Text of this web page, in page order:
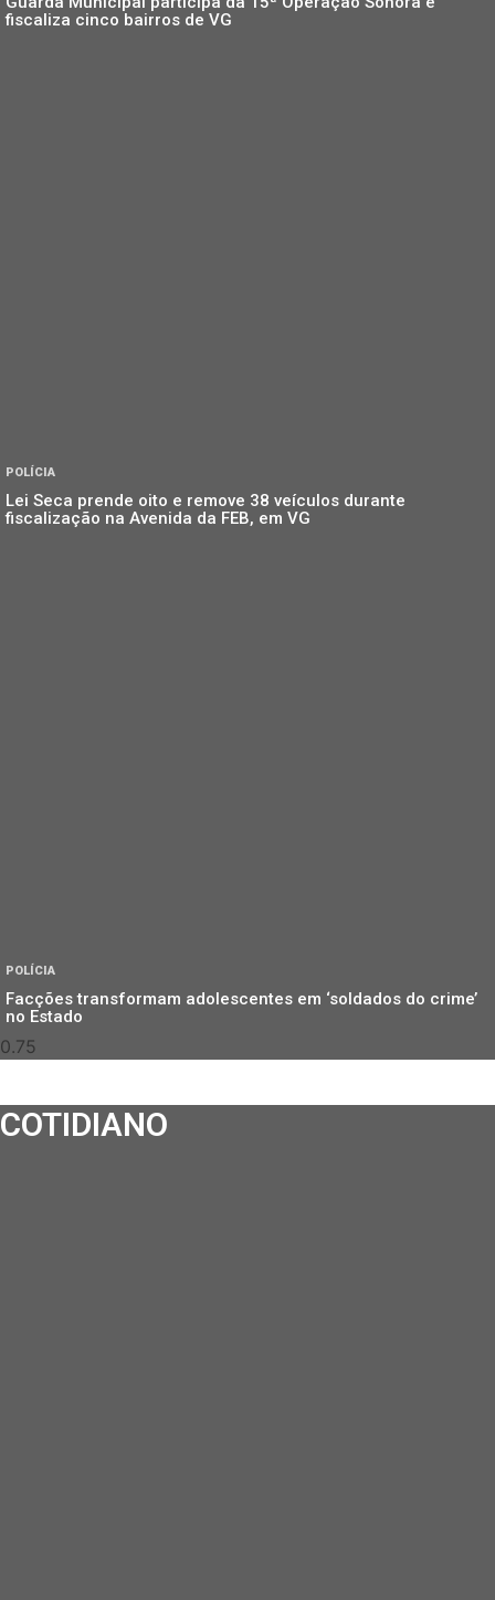
fiscaliza cinco bairros de VG
POLÍCIA
Lei Seca prende oito e remove 38 veículos durante
fiscalização na Avenida da FEB, em VG
POLÍCIA
Facções transformam adolescentes em ‘soldados do crime’
no Estado
COTIDIANO